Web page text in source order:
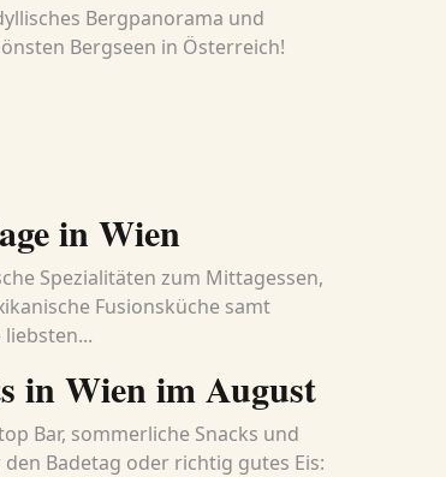
Bergpanorama und
Bergseen in Österreich!
in Wien
Spezialitäten zum Mittagessen,
Fusionsküche samt
in Wien im August
Bar, sommerliche Snacks und
Badetag oder richtig gutes Eis: